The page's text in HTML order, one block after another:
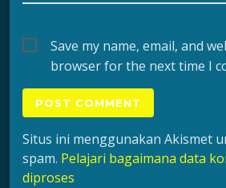
Save my name, email, and
browser for the next time I
Situs ini menggunakan Akismet
spam. Pelajari bagaimana data
diproses